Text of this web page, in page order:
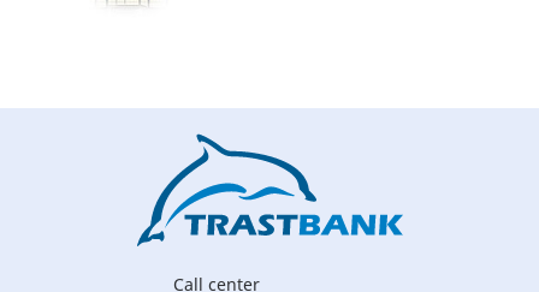
Call center